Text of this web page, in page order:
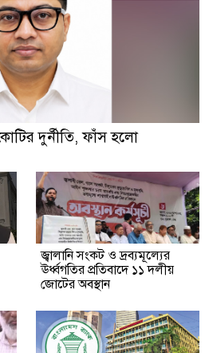
দুর্নীতি, ফাঁস হলো
জ্বালানি সংকট ও দ্রব্যমূল্যের
ঊর্ধ্বগতির প্রতিবাদে ১১ দলীয়
জোটের অবস্থান